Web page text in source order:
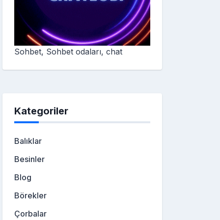
Sohbet, Sohbet odaları, chat
Kategoriler
Balıklar
Besinler
Blog
Börekler
Çorbalar